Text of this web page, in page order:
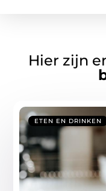
Hier zijn
ETEN EN DRINKEN